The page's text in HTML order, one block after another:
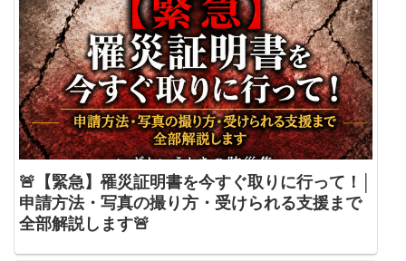
🚨【緊急】罹災証明書を今すぐ取りに行って！│
申請方法・写真の撮り方・受けられる支援まで
全部解説します🚨